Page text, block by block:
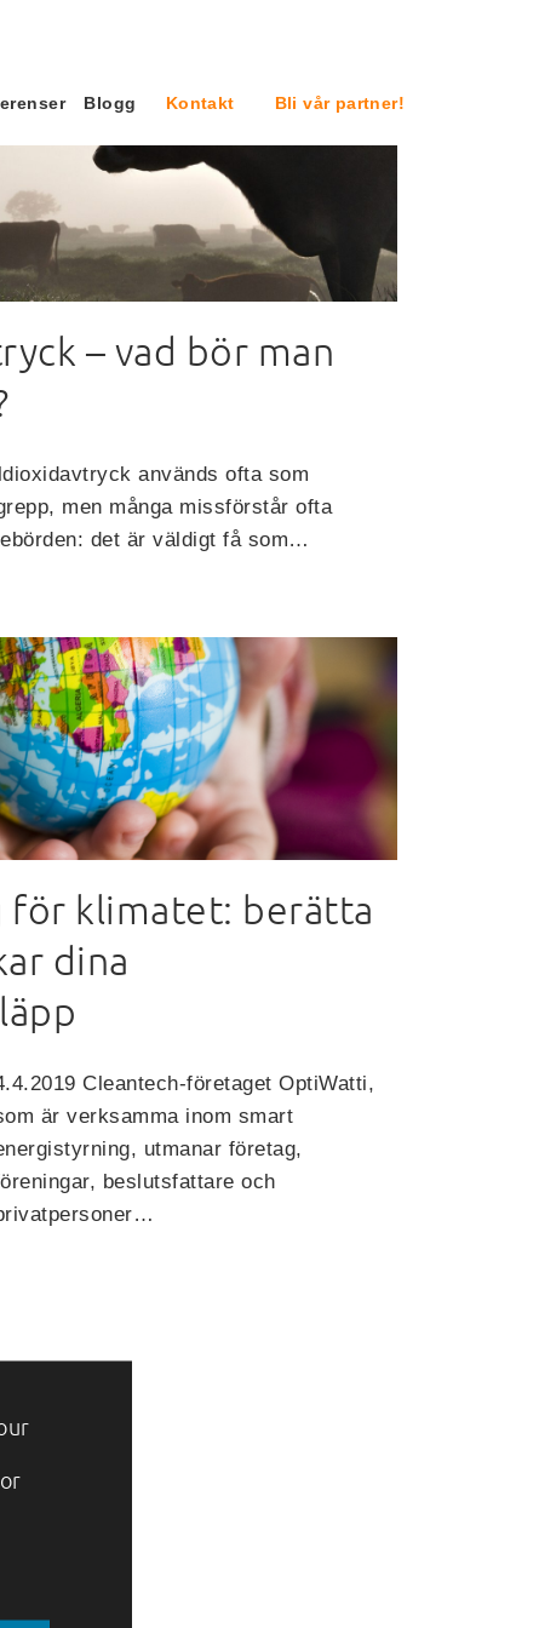
Blogg Kontakt Bli vår partner!
– vad bör man
används ofta som
men många missförstår ofta
det är väldigt få som…
för klimatet: berätta
dina
Cleantech-företaget OptiWatti,
är verksamma inom smart
utmanar företag,
beslutsfattare och